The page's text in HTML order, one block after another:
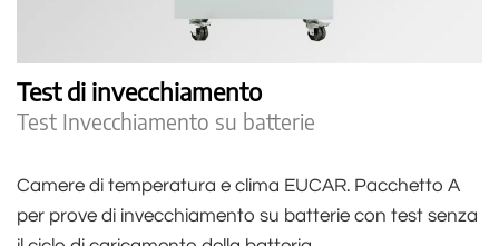
Test di invecchiamento
Test Invecchiamento su batterie
Camere di temperatura e clima EUCAR. Pacchetto A
per prove di invecchiamento su batterie con test senza